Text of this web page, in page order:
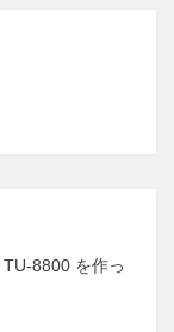
8800 を作っ